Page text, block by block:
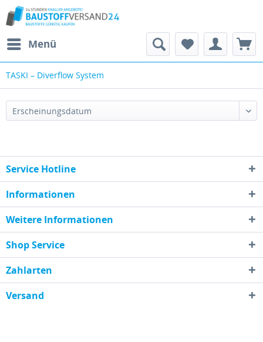
Menü
TASKI – Diverflow System
Service Hotline
Informationen
Weitere Informationen
Shop Service
Zahlarten
Versand